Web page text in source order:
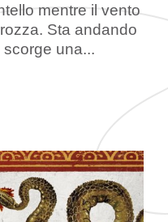
mentre il vento
Sta andando
una...